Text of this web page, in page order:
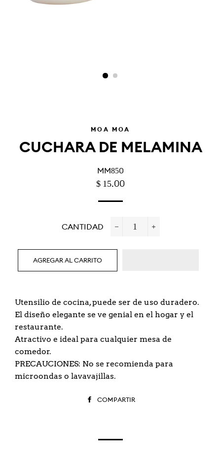
MÓA MOA
CUCHARA DE MELAMINA
MM850
PRECIO
PRECIO
$ 15.00
CANTIDAD
AGREGAR AL CARRITO
Utensilio de cocina, puede ser de uso duradero.
El diseño elegante se ve genial en el hogar y el
restaurante.
Atractivo e ideal para cualquier mesa de
comedor.
PRECAUCIONES: No se recomienda para
microondas o lavavajillas.
COMPARTIR